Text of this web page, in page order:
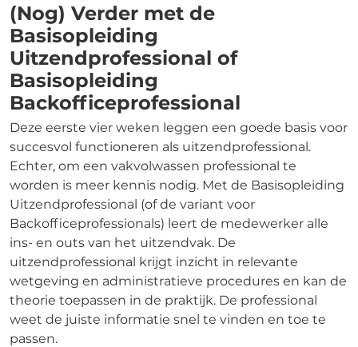
(Nog) Verder met de
Basisopleiding
Uitzendprofessional of
Basisopleiding
Backofficeprofessional
Deze eerste vier weken leggen een goede basis voor
succesvol functioneren als uitzendprofessional.
Echter, om een vakvolwassen professional te
worden is meer kennis nodig. Met de Basisopleiding
Uitzendprofessional (of de variant voor
Backofficeprofessionals) leert de medewerker alle
ins- en outs van het uitzendvak. De
uitzendprofessional krijgt inzicht in relevante
wetgeving en administratieve procedures en kan de
theorie toepassen in de praktijk. De professional
weet de juiste informatie snel te vinden en toe te
passen.